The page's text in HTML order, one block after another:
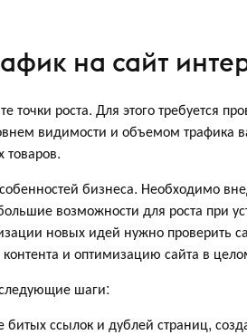
на сайт
роста. Для этого требуется
видимости и объемом трафика
товаров.
бизнеса. Необходимо
возможности для роста при
новых идей нужно проверить
и оптимизацию сайта в
шаги:
битых ссылок и дублей страниц,